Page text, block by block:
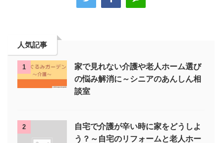
人気記事
1
家で見れない介護や老人ホーム選び
の悩み解消に～シニアのあんしん相
談室
2
自宅で介護が辛い時に家をどうしよ
う？～自宅のリフォームと老人ホー